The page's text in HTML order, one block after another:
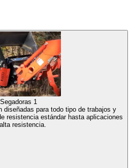
Segadoras 1
diseñadas para todo tipo de trabajos y
resistencia estándar hasta aplicaciones
resistencia.